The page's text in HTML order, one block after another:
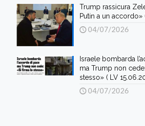
Trump rassicura
Putin a un accordo»
04/07/2026
Israele bombarda
ma Trump non
stesso» ( LV
04/07/2026